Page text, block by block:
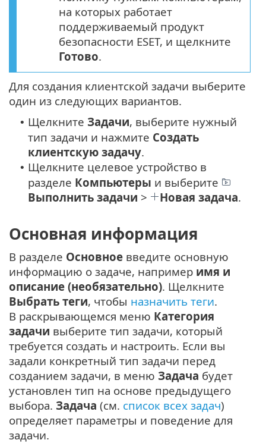
на которых работает
поддерживаемый продукт
безопасности ESET, и щелкните
Готово.
Для создания клиентской задачи выберите
один из следующих вариантов.
• Щелкните Задачи, выберите нужный
тип задачи и нажмите Создать
клиентскую задачу.
• Щелкните целевое устройство в
разделе Компьютеры и выберите
Выполнить задачи > Новая задача.
Основная информация
В разделе Основное введите основную
информацию о задаче, например имя и
описание (необязательно). Щелкните
Выбрать теги, чтобы назначить теги.
В раскрывающемся меню Категория
задачи выберите тип задачи, который
требуется создать и настроить. Если вы
задали конкретный тип задачи перед
созданием задачи, в меню Задача будет
установлен тип на основе предыдущего
выбора. Задача (см. список всех задач)
определяет параметры и поведение для
задачи.